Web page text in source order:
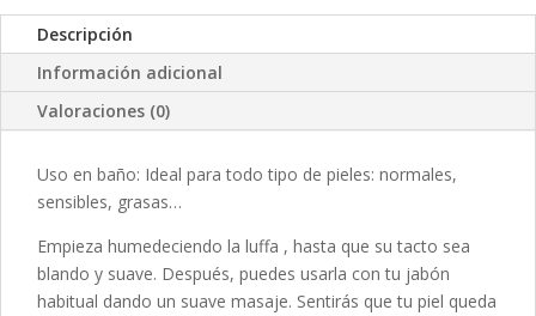
Descripción
Información adicional
Valoraciones (0)
Uso en baño: Ideal para todo tipo de pieles: normales,
sensibles, grasas…
Empieza humedeciendo la luffa , hasta que su tacto sea
blando y suave. Después, puedes usarla con tu jabón
habitual dando un suave masaje. Sentirás que tu piel queda